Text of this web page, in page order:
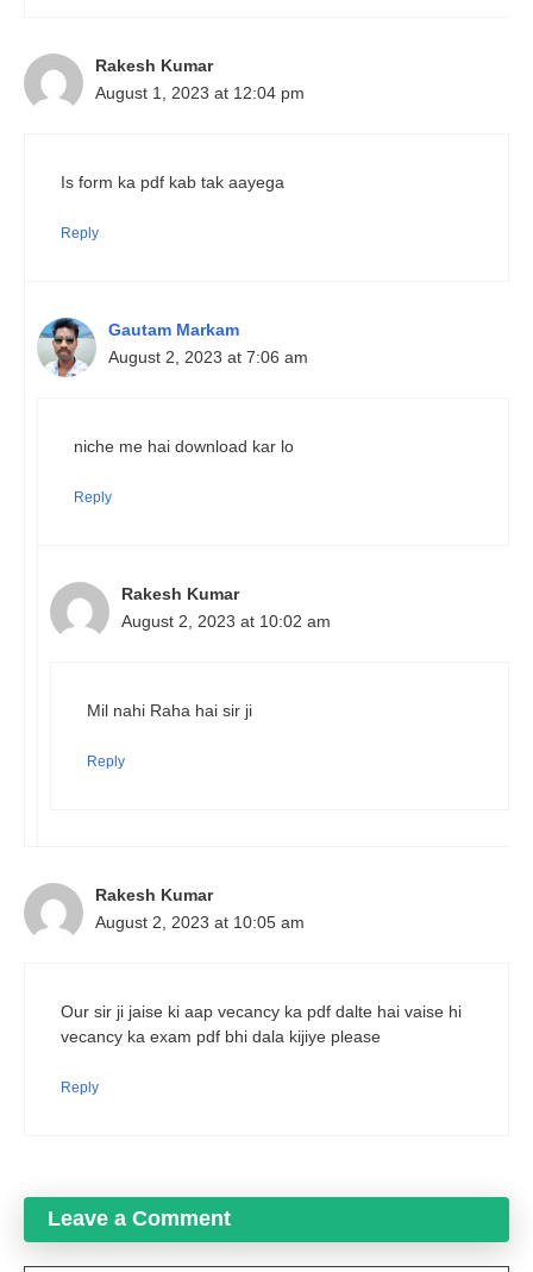
Rakesh Kumar
August 1, 2023 at 12:04 pm
Is form ka pdf kab tak aayega
Reply
Gautam Markam
August 2, 2023 at 7:06 am
niche me hai download kar lo
Reply
Rakesh Kumar
August 2, 2023 at 10:02 am
Mil nahi Raha hai sir ji
Reply
Rakesh Kumar
August 2, 2023 at 10:05 am
Our sir ji jaise ki aap vecancy ka pdf dalte hai vaise hi
vecancy ka exam pdf bhi dala kijiye please
Reply
Leave a Comment